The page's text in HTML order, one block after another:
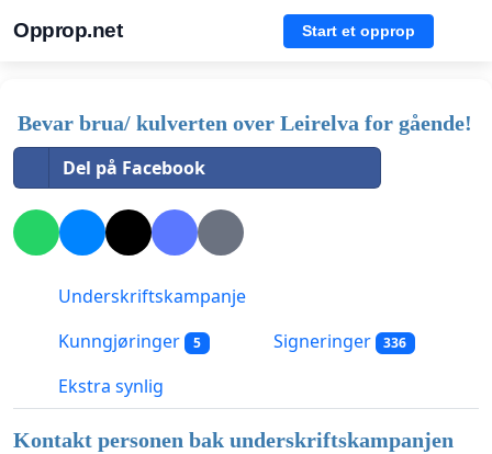
Opprop.net Start et opprop
Bevar brua/ kulverten over Leirelva for gående!
Del på Facebook
Underskriftskampanje
Kunngjøringer
5 Signeringer 336
Ekstra synlig
Kontakt personen bak underskriftskampanjen